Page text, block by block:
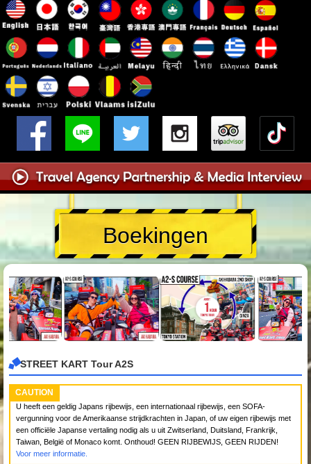
Boekingen
STREET KART Tour A2S
CAUTION
U heeft een geldig Japans rijbewijs, een internationaal rijbewijs, een SOFA-
vergunning voor de Amerikaanse strijdkrachten in Japan, of uw eigen rijbewijs met
een officiële Japanse vertaling nodig als u uit Zwitserland, Duitsland, Frankrijk,
Taiwan, België of Monaco komt. Onthoud! GEEN RIJBEWIJS, GEEN RIJDEN!
Voor meer informatie.